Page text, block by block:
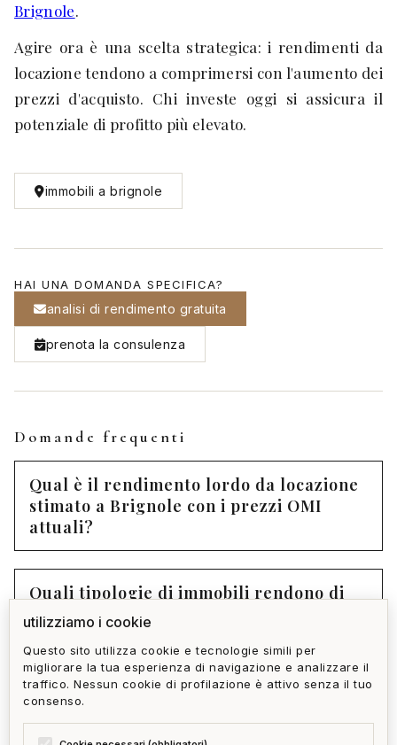
Brignole.
Agire ora è una scelta strategica: i rendimenti da
locazione tendono a comprimersi con l'aumento dei
prezzi d'acquisto. Chi investe oggi si assicura il
potenziale di profitto più elevato.
immobili a brignole
HAI UNA DOMANDA SPECIFICA?
analisi di rendimento gratuita
prenota la consulenza
Domande frequenti
Qual è il rendimento lordo da locazione
stimato a Brignole con i prezzi OMI
attuali?
Quali tipologie di immobili rendono di
più ad Brignole?
Home Gallery offre un servizio di
gestione dell'immobile dopo l'acquisto?
utilizziamo i cookie
Questo sito utilizza cookie e tecnologie simili per
migliorare la tua esperienza di navigazione e analizzare il
traffico. Nessun cookie di profilazione è attivo senza il tuo
consenso.